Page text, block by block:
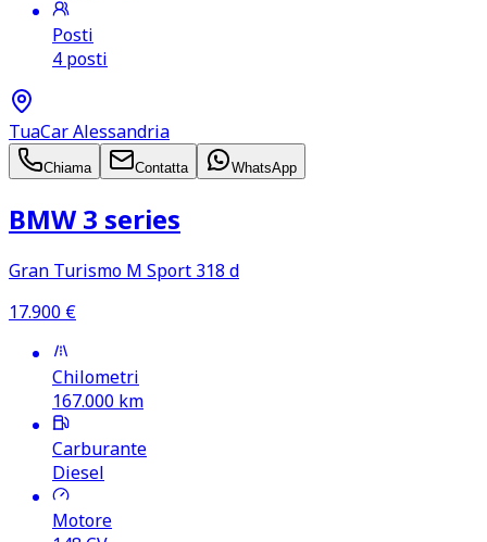
Posti
4 posti
TuaCar Alessandria
Chiama Contatta WhatsApp
BMW 3 series
Gran Turismo M Sport 318 d
17.900 €
Chilometri
167.000 km
Carburante
Diesel
Motore